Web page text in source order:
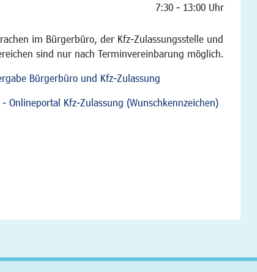
7:30 - 13:00 Uhr
im Bürgerbüro, der Kfz-Zulassungsstelle und
sind nur nach Terminvereinbarung möglich.
Bürgerbüro und Kfz-Zulassung
Onlineportal Kfz-Zulassung (Wunschkennzeichen)